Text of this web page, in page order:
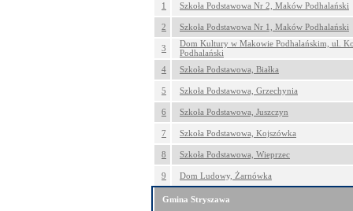
1 Szkoła Podstawowa Nr 2, Maków Podhalański
2 Szkoła Podstawowa Nr 1, Maków Podhalański
3
Dom Kultury w Makowie Podhalańskim, ul.
Podhalański
4
Szkoła Podstawowa, Białka
5 Szkoła Podstawowa, Grzechynia
6 Szkoła Podstawowa, Juszczyn
7 Szkoła Podstawowa, Kojszówka
8 Szkoła Podstawowa, Wieprzec
9 Dom Ludowy, Żarnówka
Gmina Stryszawa